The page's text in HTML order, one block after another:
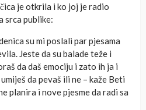
je otkrila i ko joj je radio
srca publike:
su mi poslali par pjesama
Jeste da su balade teže i
da daš emociju i zato ih ja i
da pevaš ili ne – kaže Beti
planira i nove pjesme da radi sa